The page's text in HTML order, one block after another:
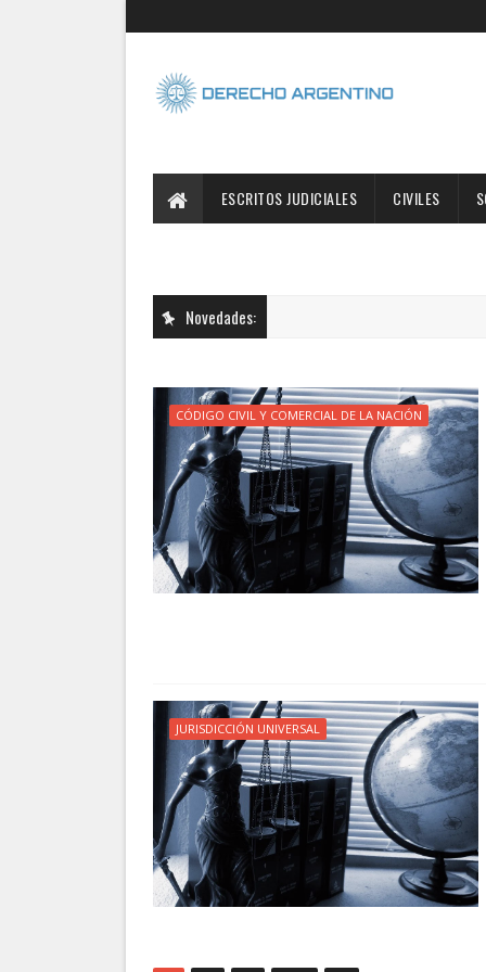
ESCRITOS JUDICIALES CIVILES
Novedades:
CÓDIGO CIVIL Y COMERCIAL DE LA NACIÓN
JURISDICCIÓN UNIVERSAL